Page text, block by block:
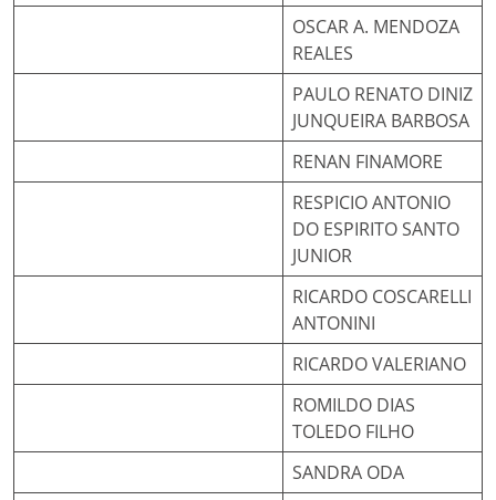
OSCAR A. MENDOZA
REALES
PAULO RENATO DINIZ
JUNQUEIRA BARBOSA
RENAN FINAMORE
RESPICIO ANTONIO
DO ESPIRITO SANTO
JUNIOR
RICARDO COSCARELLI
ANTONINI
RICARDO VALERIANO
ROMILDO DIAS
TOLEDO FILHO
SANDRA ODA